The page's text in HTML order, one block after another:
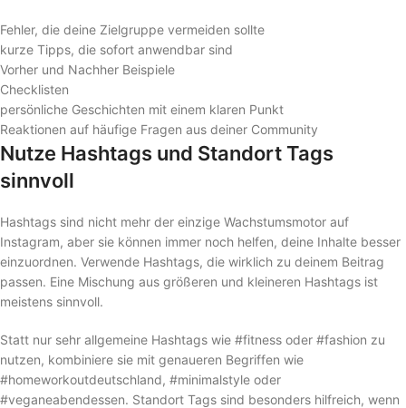
Fehler, die deine Zielgruppe vermeiden sollte
kurze Tipps, die sofort anwendbar sind
Vorher und Nachher Beispiele
Checklisten
persönliche Geschichten mit einem klaren Punkt
Reaktionen auf häufige Fragen aus deiner Community
Nutze Hashtags und Standort Tags
sinnvoll
Hashtags sind nicht mehr der einzige Wachstumsmotor auf
Instagram, aber sie können immer noch helfen, deine Inhalte besser
einzuordnen. Verwende Hashtags, die wirklich zu deinem Beitrag
passen. Eine Mischung aus größeren und kleineren Hashtags ist
meistens sinnvoll.
Statt nur sehr allgemeine Hashtags wie #fitness oder #fashion zu
nutzen, kombiniere sie mit genaueren Begriffen wie
#homeworkoutdeutschland, #minimalstyle oder
#veganeabendessen. Standort Tags sind besonders hilfreich, wenn